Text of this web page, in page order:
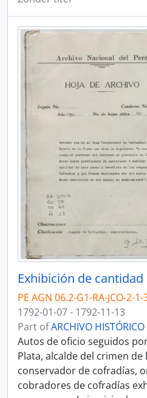
Exhibición de cantidad
PE AGN 06.2-G1-RA-JCO-2-
1792-01-07 - 1792-11-13
Part ofARCHIVO HISTÓRICO
Autos de oficio seguidos
Plata, alcalde del crimen de
conservador de cofradías,
cobradores de cofradías